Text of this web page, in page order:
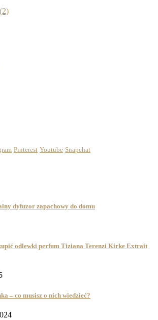
(2)
Pinterest Youtube Snapchat
dyfuzor zapachowy do domu
odlewki perfum Tiziana Terenzi Kirke Extrait
– co musisz o nich wiedzieć?